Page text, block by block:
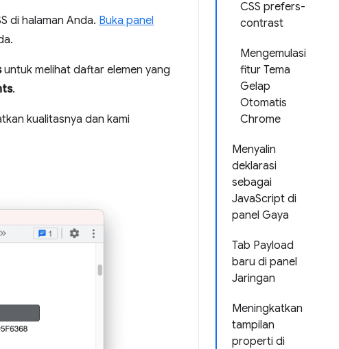
CSS prefers-
contrast
Mengemulasi
fitur Tema
Gelap
Otomatis
Chrome
Menyalin
deklarasi
sebagai
JavaScript di
panel Gaya
Tab Payload
baru di panel
Jaringan
Meningkatkan
tampilan
properti di
di halaman Anda. Buka panel
untuk melihat daftar elemen yang
.
kualitasnya dan kami